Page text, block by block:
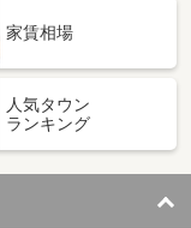
家賃相場
人気タウン
ランキング